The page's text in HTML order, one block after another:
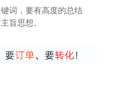
词，要有高度的总结
旨思想。